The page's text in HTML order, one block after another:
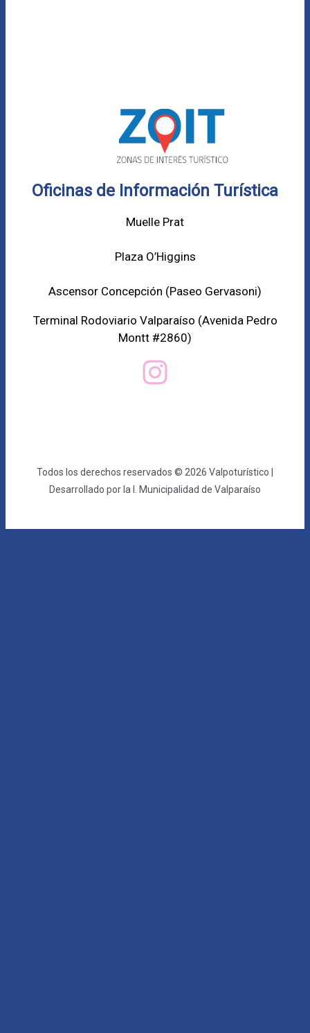
Oficinas de Información Turística
Muelle Prat
Plaza O’Higgins
Ascensor Concepción (Paseo Gervasoni)
Terminal Rodoviario Valparaíso (Avenida Pedro
Montt #2860)
Todos los derechos reservados © 2026 Valpoturístico |
Desarrollado por la I. Municipalidad de Valparaíso